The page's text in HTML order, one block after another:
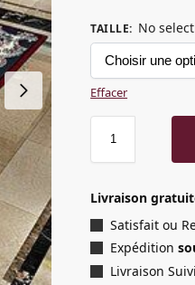
TAILLE: No
Effacer
Livraison
Satisfait ou
Expédition
Livraison